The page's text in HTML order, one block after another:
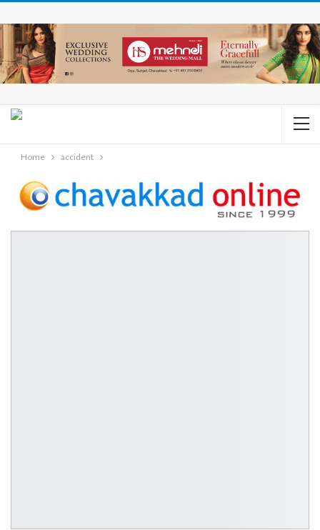
Home accident